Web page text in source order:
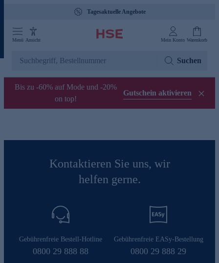
Tagesaktuelle Angebote
Menü Ansicht Mein Konto Warenkorb
Suchen
Bis zu -60% auf Mode und -20%
on top!
Gutschein aktivieren
Kontaktieren Sie uns, wir
helfen gerne.
Gebührenfreie Bestell-Hotline
0800 29 888 88
Gebührenfreie EASy-Bestellung
0800 29 888 29